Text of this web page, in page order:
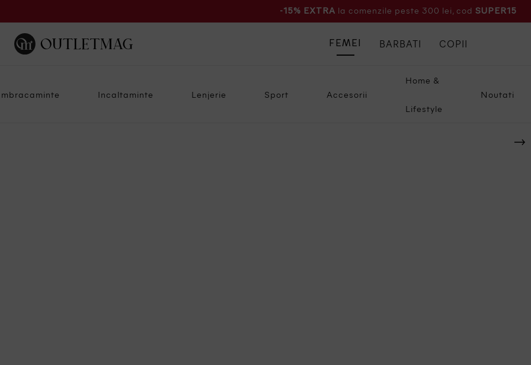
-15% EXTRA la comenzile peste 300 lei, cod SUPER15
Incaltaminte Lenjerie Sport Accesorii
Home &
Lifestyle
Noutati
FEMEI BARBATI COPII